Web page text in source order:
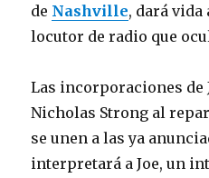
de Nashville, dará
locutor de radio que
Las incorporaciones de
Nicholas Strong al
se unen a las ya
interpretará a Joe, un